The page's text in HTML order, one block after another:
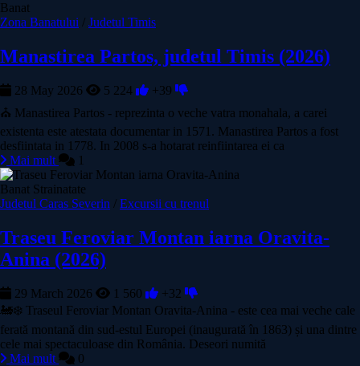
Banat
Zona Banatului / Judetul Timis
Manastirea Partos, judetul Timis (2026)
28 May 2026 5 224
+39
⛪ Manastirea Partos - reprezinta o veche vatra monahala, a carei
existenta este atestata documentar in 1571. Manastirea Partos a fost
desfiintata in 1778. In 2008 s-a hotarat reinfiintarea ei ca
Mai mult
1
Banat Strainatate
Judetul Caras Severin / Excursii cu trenul
Traseu Feroviar Montan iarna Oravita-
Anina (2026)
29 March 2026 1 560
+32
🚂❄️ Traseul Feroviar Montan Oravita-Anina - este cea mai veche cale
ferată montană din sud-estul Europei (inaugurată în 1863) și una dintre
cele mai spectaculoase din România. Deseori numită
Mai mult
0